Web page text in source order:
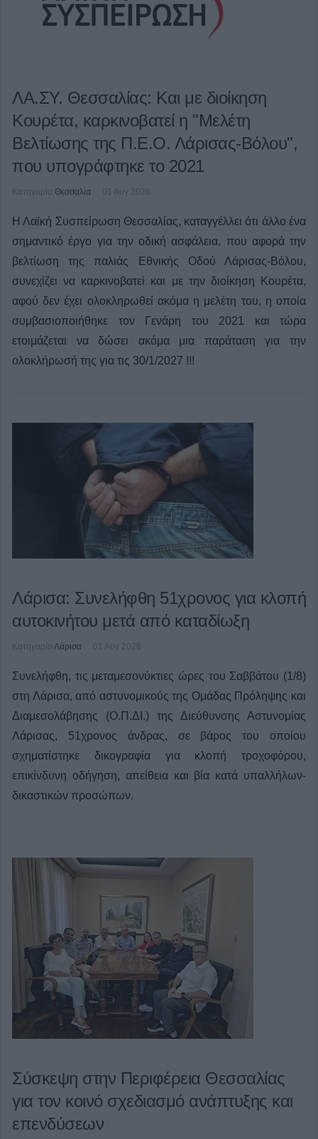
ΛΑ.ΣΥ. Θεσσαλίας: Και με διοίκηση
Κουρέτα, καρκινοβατεί η "Μελέτη
Βελτίωσης της Π.Ε.Ο. Λάρισας-Βόλου",
που υπογράφτηκε το 2021
Κατηγορία Θεσσαλία 01 Αυγ 2026
Η Λαϊκή Συσπείρωση Θεσσαλίας, καταγγέλλει ότι άλλο ένα
σημαντικό έργο για την οδική ασφάλεια, που αφορά την
βελτίωση της παλιάς Εθνικής Οδού Λάρισας-Βόλου,
συνεχίζει να καρκινοβατεί και με την διοίκηση Κουρέτα,
αφού δεν έχει ολοκληρωθεί ακόμα η μελέτη του, η οποία
συμβασιοποιήθηκε τον Γενάρη του 2021 και τώρα
ετοιμάζεται να δώσει ακόμα μια παράταση για την
ολοκλήρωσή της για τις 30/1/2027 !!!
Λάρισα: Συνελήφθη 51χρονος για κλοπή
αυτοκινήτου μετά από καταδίωξη
Κατηγορία Λάρισα 01 Αυγ 2026
Συνελήφθη, τις μεταμεσονύκτιες ώρες του Σαββάτου (1/8)
στη Λάρισα, από αστυνομικούς της Ομάδας Πρόληψης και
Διαμεσολάβησης (Ο.Π.ΔΙ.) της Διεύθυνσης Αστυνομίας
Λάρισας, 51χρονος άνδρας, σε βάρος του οποίου
σχηματίστηκε δικογραφία για κλοπή τροχοφόρου,
επικίνδυνη οδήγηση, απείθεια και βία κατά υπαλλήλων-
δικαστικών προσώπων.
Σύσκεψη στην Περιφέρεια Θεσσαλίας
για τον κοινό σχεδιασμό ανάπτυξης και
επενδύσεων